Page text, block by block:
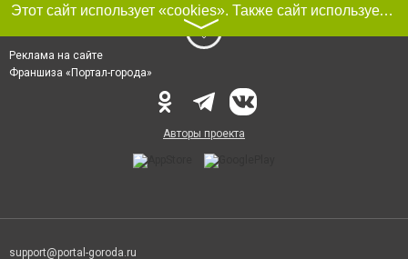
Этот сайт использует «cookies». Также сайт использует интернет-сервис для сбора технических данных касательно посетителей с целью получения маркетинговой и статистической информации. Условия обработки данных посетителей сайта см.
〉
Реклама на сайте
Франшиза «Портал-города»
Авторы проекта
support@portal-goroda.ru